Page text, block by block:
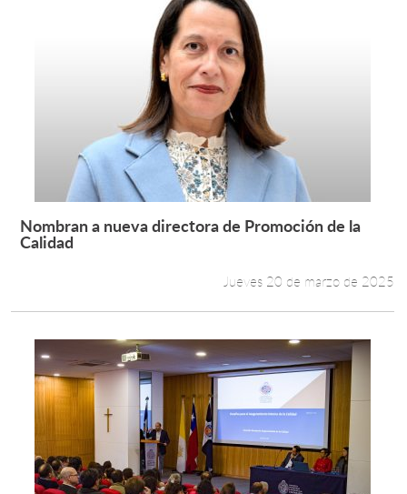
Leer más +
Nombran a nueva directora de Promoción de la
Calidad
Jueves 20 de marzo de 2025